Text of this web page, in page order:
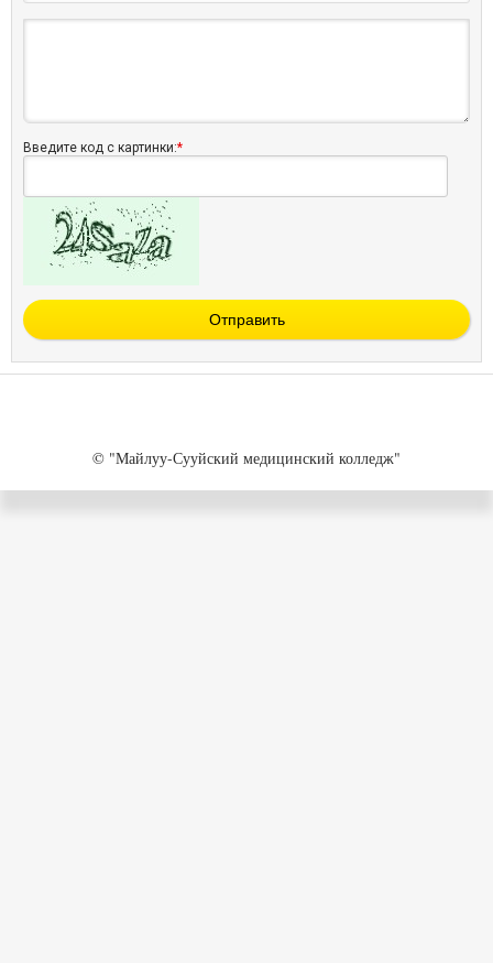
Введите код с картинки:*
Отправить
© "Майлуу-Сууйский медицинский колледж"